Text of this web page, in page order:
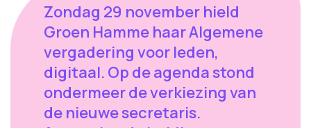
Zondag 29 november hield
Groen Hamme haar Algemene
vergadering voor leden,
digitaal. Op de agenda stond
ondermeer de verkiezing van
de nieuwe secretaris.